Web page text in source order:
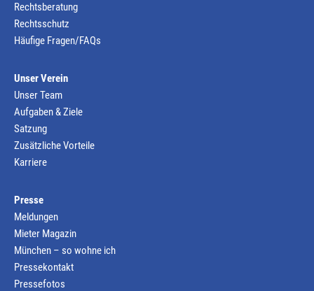
Rechtsberatung
Rechtsschutz
Häufige Fragen/FAQs
Unser Verein
Unser Team
Aufgaben & Ziele
Satzung
Zusätzliche Vorteile
Karriere
Presse
Meldungen
Mieter Magazin
München – so wohne ich
Pressekontakt
Pressefotos